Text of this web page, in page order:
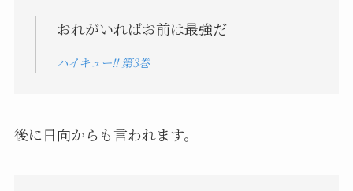
おれがいればお前は最強だ
ハイキュー!! 第3巻
後に日向からも言われます。